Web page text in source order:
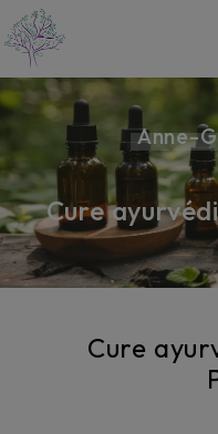
Anne-
Cure
Cure
Panneau de gestion des